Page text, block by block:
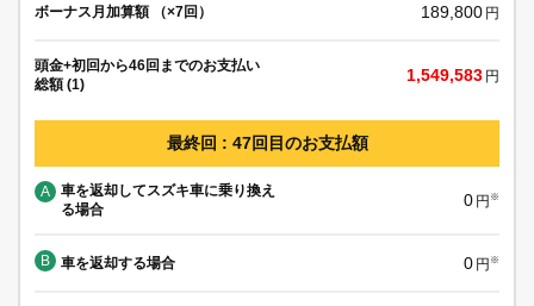
ボーナス月加算額 （×7回） 189,800 円
頭金+初回から46回までのお支払い
総額 (1)
1,549,583 円
最終回 : 47回目のお支払額
A
車を返却してスズキ車に乗り換え
る場合
0 円 ※
B 車を返却する場合 0 円 ※